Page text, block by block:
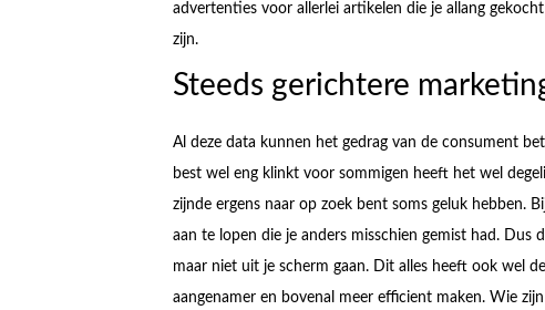
advertenties voor allerlei artikelen die je allang
zijn.
Steeds gerichtere
Al deze data kunnen het gedrag van de consument
best wel eng klinkt voor sommigen heeft het wel
zijnde ergens naar op zoek bent soms geluk hebben.
aan te lopen die je anders misschien gemist had. Dus
maar niet uit je scherm gaan. Dit alles heeft ook wel
aangenamer en bovenal meer efficient maken. Wie